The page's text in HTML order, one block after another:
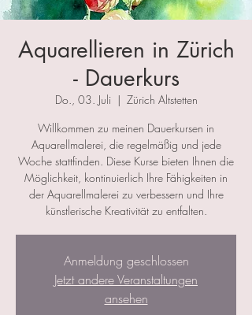
Aquarellieren in Zürich
- Dauerkurs
Do., 03. Juli
  |
Zürich Altstetten
Willkommen zu meinen Dauerkursen in
Aquarellmalerei, die regelmäßig und jede
Woche stattfinden. Diese Kurse bieten Ihnen die
Möglichkeit, kontinuierlich Ihre Fähigkeiten in
der Aquarellmalerei zu verbessern und Ihre
künstlerische Kreativität zu entfalten.
Anmeldung geschlossen
Jetzt andere Veranstaltungen
ansehen